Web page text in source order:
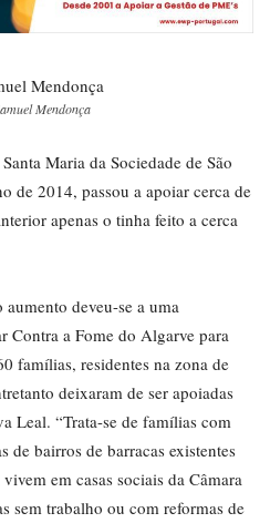
Mendonça
Maria da Sociedade de São
de 2014, passou a apoiar cerca de
apenas o tinha feito a cerca
deveu-se a uma
Contra a Fome do Algarve para
famílias, residentes na zona de
deixaram de ser apoiadas
Leal. “Trata-se de famílias com
de bairros de barracas existentes
em casas sociais da Câmara
sem trabalho ou com reformas de